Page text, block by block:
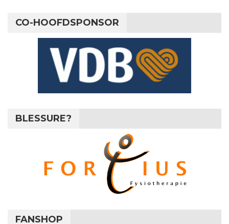
CO-HOOFDSPONSOR
BLESSURE?
FANSHOP